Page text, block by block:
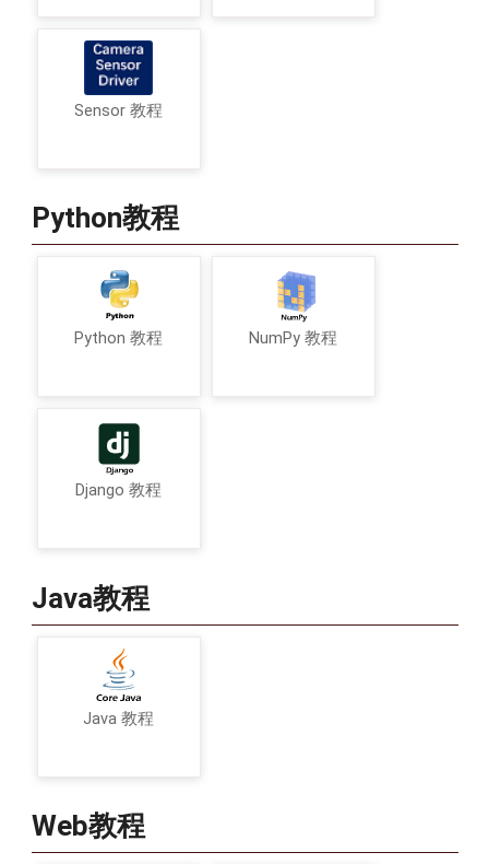
Sensor 教程
Python教程
Python 教程 NumPy 教程
Django 教程
Java教程
Java 教程
Web教程